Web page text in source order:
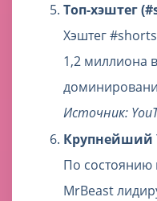
Топ-хэштег
Хэштег
1,2 миллиона
Источник:
Крупнейший
По состоянию
MrBeast